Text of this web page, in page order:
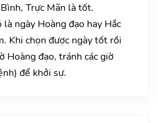
Trực Mãn là tốt.
ngày Hoàng đạo hay Hắc
Khi chọn được ngày tốt rồi
Hoàng đạo, tránh các giờ
để khởi sự.